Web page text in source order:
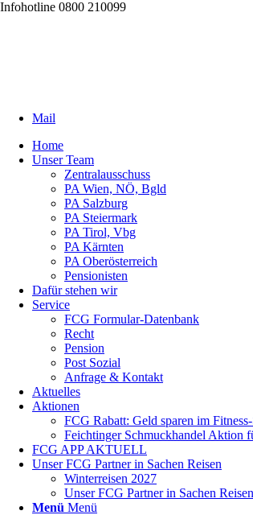
Infohotline 0800 210099
Mail
Home
Unser Team
Zentralausschuss
PA Wien, NÖ, Bgld
PA Salzburg
PA Steiermark
PA Tirol, Vbg
PA Kärnten
PA Oberösterreich
Pensionisten
Dafür stehen wir
Service
FCG Formular-Datenbank
Recht
Pension
Post Sozial
Anfrage & Kontakt
Aktuelles
Aktionen
FCG Rabatt: Geld sparen im
Feichtinger Schmuckhandel Aktion
FCG APP AKTUELL
Unser FCG Partner in Sachen Reisen
Winterreisen 2027
Unser FCG Partner in Sachen Reisen
Menü Menü